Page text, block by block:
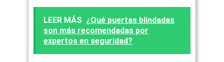
LEER MÁS ¿Qué puertas blindadas
son más recomendadas por
expertos en seguridad?